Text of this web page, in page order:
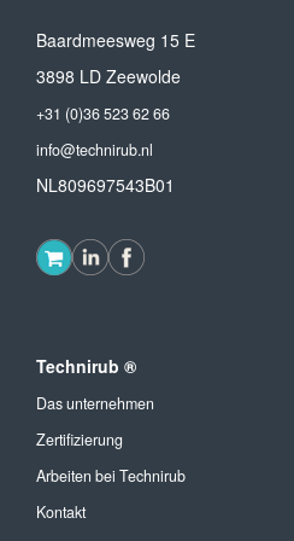
Baardmeesweg 15 E
3898 LD Zeewolde
+31 (0)36 523 62 66
info@technirub.nl
NL809697543B01
Technirub ®
Das unternehmen
Zertifizierung
Arbeiten bei Technirub
Kontakt